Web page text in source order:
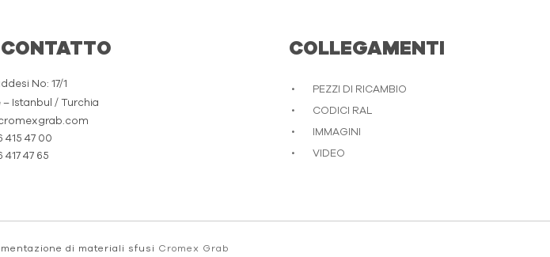
CONTATTO
No: 17/1
– Istanbul / Turchia
415 47 00
417 47 65
COLLEGAMENTI
PEZZI DI RICAMBIO
CODICI RAL
IMMAGINI
VIDEO
di materiali sfusi Cromex Grab